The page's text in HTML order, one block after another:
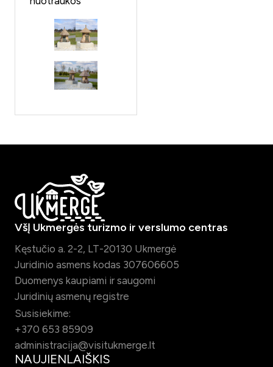
VšĮ Ukmergės turizmo ir verslumo centras
Kęstučio a. 2-2, LT-20130 Ukmergė
Juridinio asmens kodas 307606605
Duomenys kaupiami ir saugomi
Juridinių asmenų registre
Susisiekime:
+370 653 85909
administracija@visitukmerge.lt
NAUJIENLAIŠKIS